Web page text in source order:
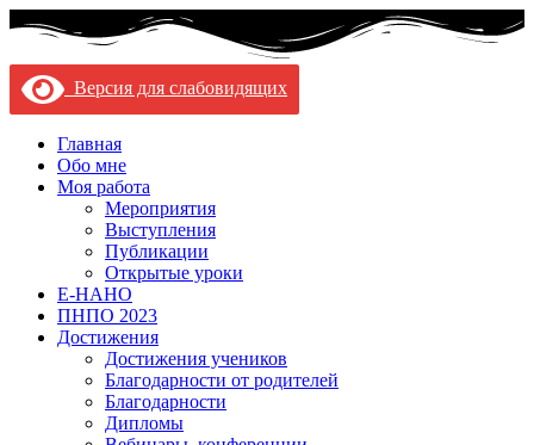
Версия для слабовидящих
Главная
Обо мне
Моя работа
Мероприятия
Выступления
Публикации
Открытые уроки
Е-НАНО
ПНПО 2023
Достижения
Достижения учеников
Благодарности от родителей
Благодарности
Дипломы